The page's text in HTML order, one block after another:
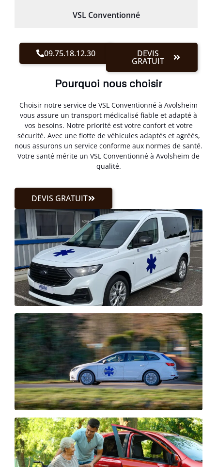
VSL Conventionné
09.75.18.12.30 DEVIS
GRATUIT
Pourquoi nous choisir
Choisir notre service de VSL Conventionné à Avolsheim
vous assure un transport médicalisé fiable et adapté à
vos besoins. Notre priorité est votre confort et votre
sécurité. Avec une flotte de véhicules adaptés et agréés,
nous assurons un service conforme aux normes de santé.
Votre santé mérite un VSL Conventionné à Avolsheim de
qualité.
DEVIS GRATUIT